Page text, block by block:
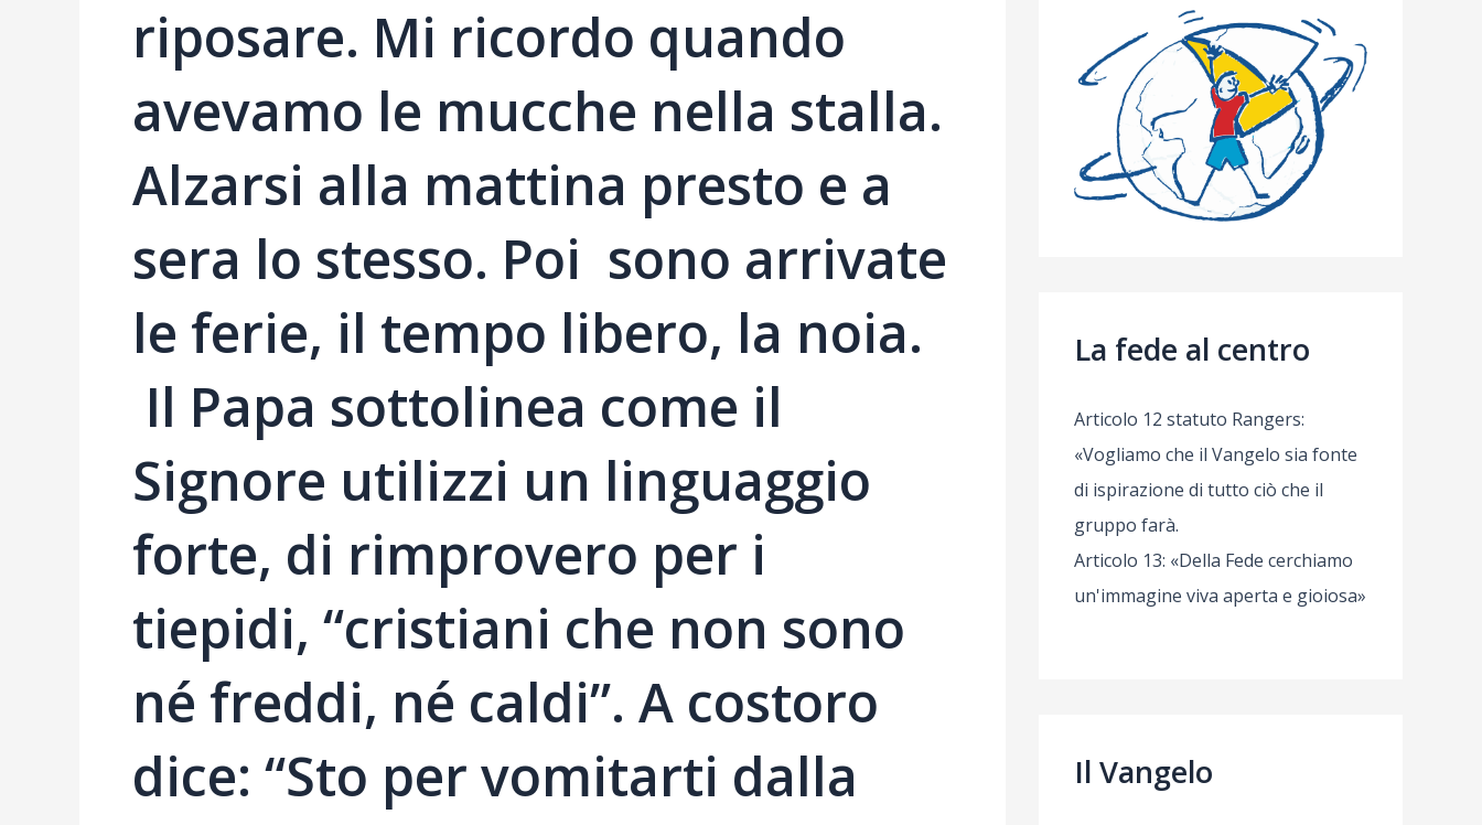
riposare. Mi ricordo quando
avevamo le mucche nella stalla.
Alzarsi alla mattina presto e a
sera lo stesso. Poi sono arrivate
le ferie, il tempo libero, la noia.
Il Papa sottolinea come il
Signore utilizzi un linguaggio
forte, di rimprovero per i
tiepidi, “cristiani che non sono
né freddi, né caldi”. A costoro
dice: “Sto per vomitarti dalla
La fede al centro
Articolo 12 statuto Rangers:
«Vogliamo che il Vangelo sia fonte
di ispirazione di tutto ciò che il
gruppo farà.
Articolo 13: «Della Fede cerchiamo
un'immagine viva aperta e gioiosa»
Il Vangelo